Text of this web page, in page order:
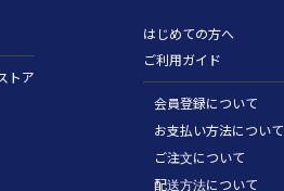
トア
はじめての方へ
ご利用ガイド
会員登録について
お支払い方法について
ご注文について
配送方法について